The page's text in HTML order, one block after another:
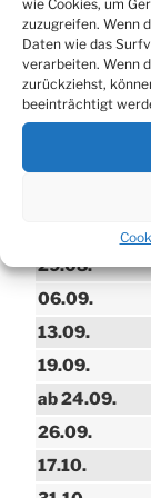
wie Cookies, um
zuzugreifen. Wenn
Daten wie das
verarbeiten. Wenn
zurückziehst,
beeinträchtigt
TERMINE
21.06. bis
29.08.
06.09.
13.09.
19.09.
ab 24.09.
26.09.
17.10.